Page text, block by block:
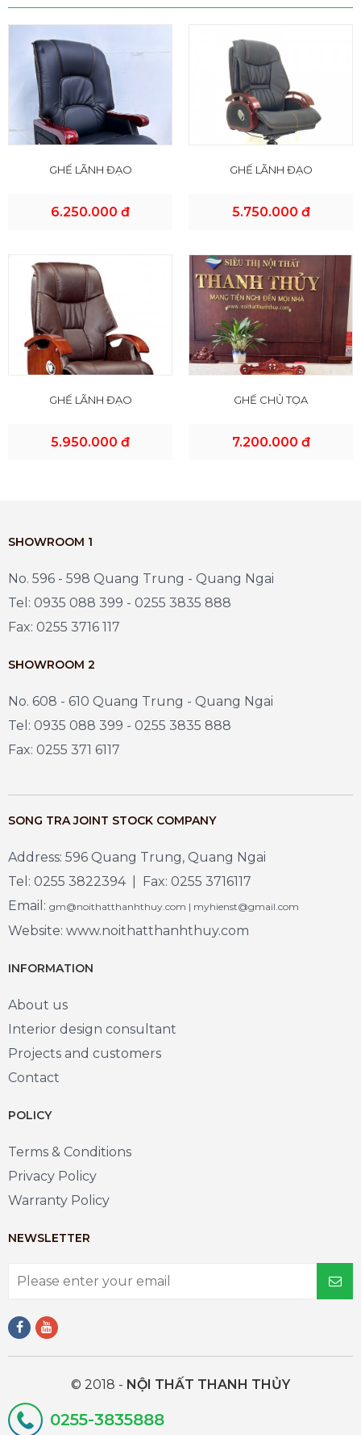
0255-3835888
GHẾ LÃNH ĐẠO
6.250.000 đ
GHẾ LÃNH ĐẠO
5.750.000 đ
GHẾ LÃNH ĐẠO
5.950.000 đ
GHẾ CHỦ TỌA
7.200.000 đ
SHOWROOM 1
No. 596 - 598 Quang Trung - Quang Ngai
Tel: 0935 088 399 - 0255 3835 888
Fax: 0255 3716 117
SHOWROOM 2
No. 608 - 610 Quang Trung - Quang Ngai
Tel: 0935 088 399 - 0255 3835 888
Fax: 0255 371 6117
SONG TRA JOINT STOCK COMPANY
Address: 596 Quang Trung, Quang Ngai
Tel: 0255 3822394 | Fax: 0255 3716117
Email: gm@noithatthanhthuy.com | myhienst@gmail.com
Website: www.noithatthanhthuy.com
INFORMATION
About us
Interior design consultant
Projects and customers
Contact
POLICY
Terms & Conditions
Privacy Policy
Warranty Policy
NEWSLETTER
© 2018 - NỘI THẤT THANH THỦY